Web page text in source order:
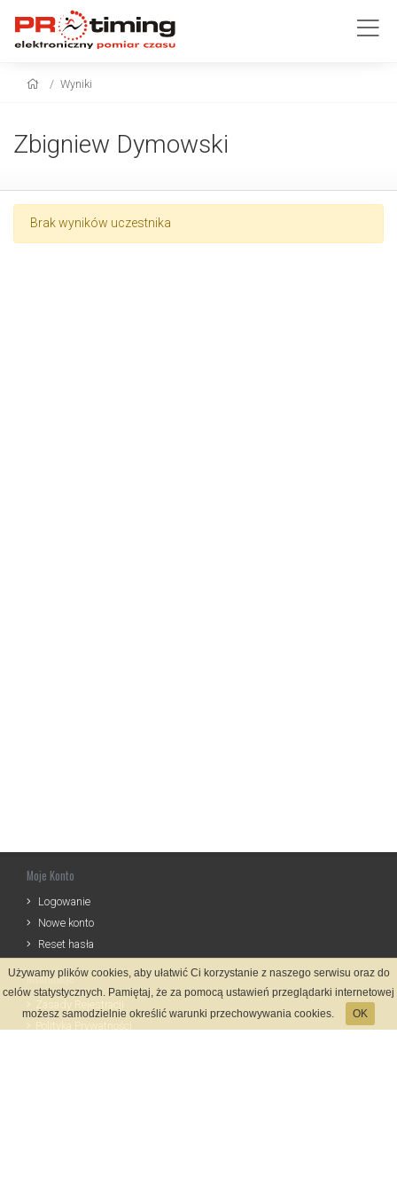
Wyniki
Zbigniew Dymowski
Brak wyników uczestnika
Moje Konto
Logowanie
Nowe konto
Reset hasła
Informacje
Używamy plików cookies, aby ułatwić Ci korzystanie z naszego serwisu oraz do
celów statystycznych. Pamiętaj, że za pomocą ustawień przeglądarki internetowej
możesz samodzielnie określić warunki przechowywania cookies.
OK